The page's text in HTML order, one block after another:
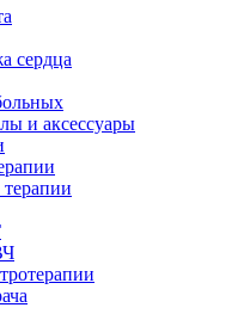
сердца
и аксессуары